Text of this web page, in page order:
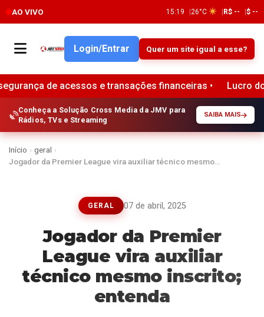
AO VIVO 15:19 26°C R$ -- $ --
Login/Entrar Quer um site igual a esse?
acessos e transações financeiras • Lucro do terceiro
Conheça a Solução Cross Media da JMV para
Rádios, TVs e Streaming
SAIBA MAIS
Início › geral ›
Jogador da Premier League vira auxiliar técnico mesmo…
GERAL 07 de abril, 2025
Jogador da Premier
League vira auxiliar
técnico mesmo inscrito;
entenda